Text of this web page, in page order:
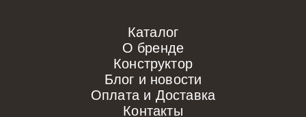
Каталог
О бренде
Конструктор
Блог и новости
Оплата и Доставка
Контакты